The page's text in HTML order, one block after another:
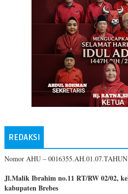
REDAKSI
Nomor AHU –
Jl.Malik Ibrahim no.11 RT/RW 02/02,
kabupaten Brebes